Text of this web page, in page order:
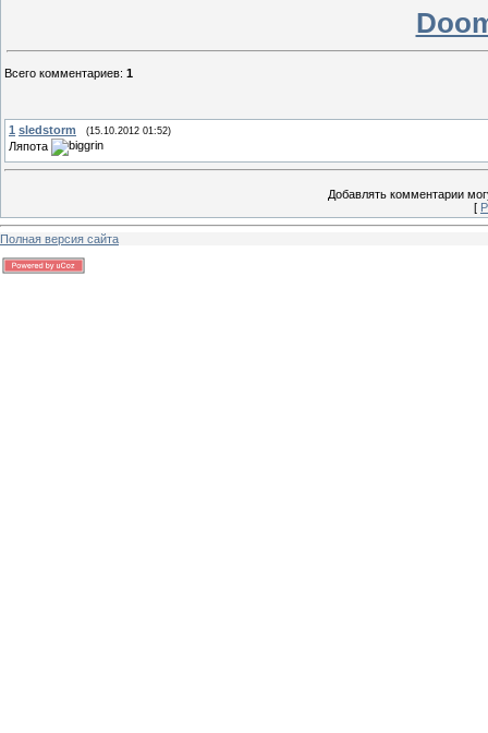
Всего комментариев: 1
1 sledstorm (15.10.2012 01:52)
Ляпота
Добавлять комментарии
[
Полная версия сайта